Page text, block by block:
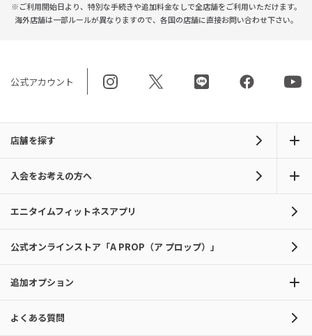
※ご利用開始日より、特別な手続きや追加料金なしで全店舗をご利用いただけます。
海外店舗は一部ルールが異なりますので、 各国の店舗に直接お問い合わせ下さい。
公式アカウント
店舗を探す
入会をお考えの方へ
エニタイムフィットネスアプリ
公式オンラインストア「A PROP（ア プロップ）」
追加オプション
よくある質問